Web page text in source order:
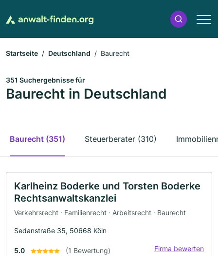
Startseite Deutschland Baurecht
351 Suchergebnisse für
Baurecht in Deutschland
Baurecht (351) Steuerberater (310)
Karlheinz Boderke und Torsten Boderke
Rechtsanwaltskanzlei
Verkehrsrecht · Familienrecht · Arbeitsrecht · Baurecht
Sedanstraße 35, 50668 Köln
5.0 (1 Bewertung) Firma bewerten